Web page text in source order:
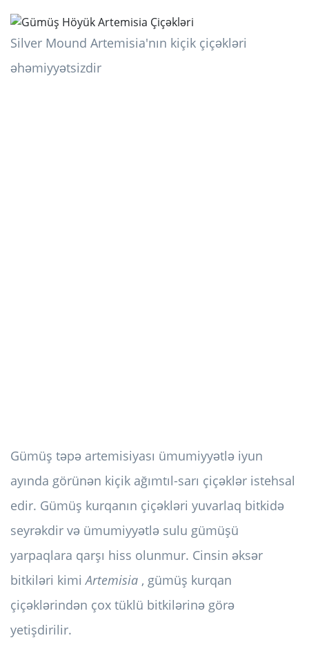
Silver Mound Artemisia'nın kiçik çiçəkləri
əhəmiyyətsizdir
Gümüş təpə artemisiyası ümumiyyətlə iyun
ayında görünən kiçik ağımtıl-sarı çiçəklər istehsal
edir. Gümüş kurqanın çiçəkləri yuvarlaq bitkidə
seyrəkdir və ümumiyyətlə sulu gümüşü
yarpaqlara qarşı hiss olunmur. Cinsin əksər
bitkiləri kimiArtemisia , gümüş kurqan
çiçəklərindən çox tüklü bitkilərinə görə
yetişdirilir.